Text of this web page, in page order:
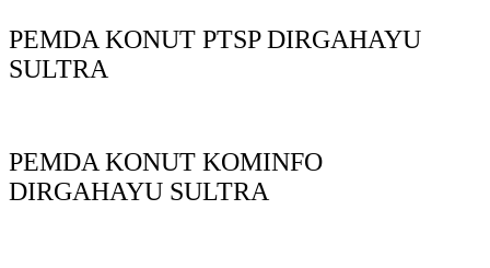
PEMDA KONUT PTSP DIRGAHAYU
SULTRA
PEMDA KONUT KOMINFO
DIRGAHAYU SULTRA